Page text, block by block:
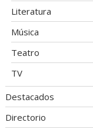
Literatura
Música
Teatro
TV
Destacados
Directorio